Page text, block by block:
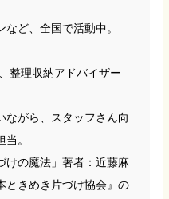
ど、全国で活動中。
整理収納アドバイザー
ながら、スタッフさん向
。
けの魔法」著者：近藤麻
ときめき片づけ協会』の